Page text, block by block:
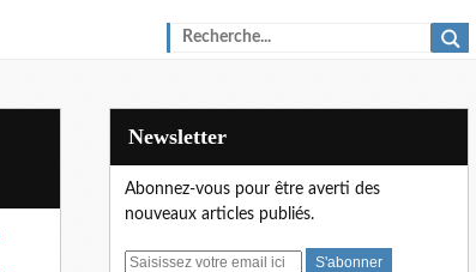
Newsletter
Abonnez-vous pour être averti des
nouveaux articles publiés.
E